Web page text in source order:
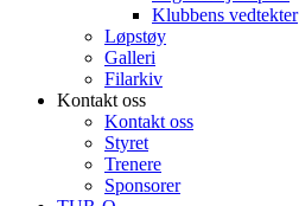
Klubbens vedtekter
Løpstøy
Galleri
Filarkiv
Kontakt oss
Kontakt oss
Styret
Trenere
Sponsorer